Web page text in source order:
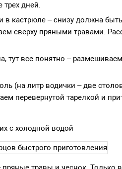
трех дней.
в кастрюле – снизу должна
сверху пряными травами.
тут все понятно –
(на литр водички – две
перевернутой тарелкой и
с холодной водой